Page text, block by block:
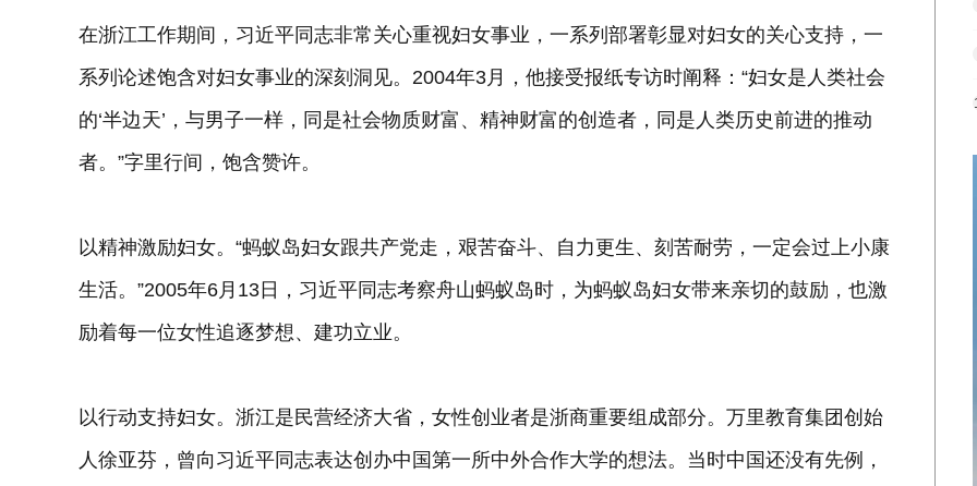
在浙江工作期间，习近平同志非常关心重视妇女事业，一系列部署彰显对妇女的关心支持，一
系列论述饱含对妇女事业的深刻洞见。2004年3月，他接受报纸专访时阐释：“妇女是人类社会
的‘半边天’，与男子一样，同是社会物质财富、精神财富的创造者，同是人类历史前进的推动
者。”字里行间，饱含赞许。
以精神激励妇女。“蚂蚁岛妇女跟共产党走，艰苦奋斗、自力更生、刻苦耐劳，一定会过上小康
生活。”2005年6月13日，习近平同志考察舟山蚂蚁岛时，为蚂蚁岛妇女带来亲切的鼓励，也激
励着每一位女性追逐梦想、建功立业。
以行动支持妇女。浙江是民营经济大省，女性创业者是浙商重要组成部分。万里教育集团创始
人徐亚芬，曾向习近平同志表达创办中国第一所中外合作大学的想法。当时中国还没有先例，